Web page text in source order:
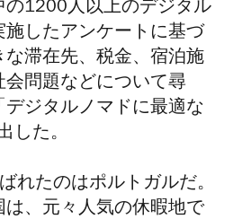
の1200人以上のデジタル
したアンケートに基づ
な滞在先、税金、宿泊施
問題などについて尋
ジタルノマドに最適な
した。
れたのはポルトガルだ。
は、元々人気の休暇地で